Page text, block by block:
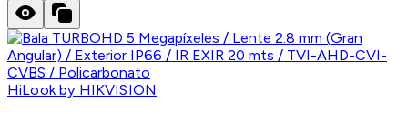
HiLook by HIKVISION